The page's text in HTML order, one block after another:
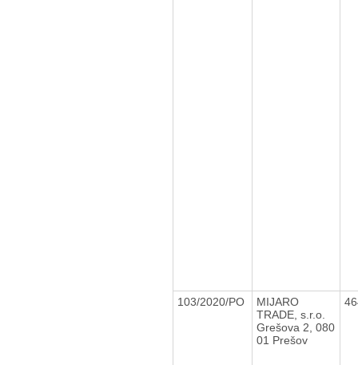
103/2020/PO
MIJARO
TRADE, s.r.o.
Grešova 2, 080
01 Prešov